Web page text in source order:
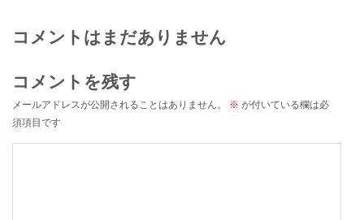
コメントはまだありません
コメントを残す
メールアドレスが公開されることはありません。 ※ が付いている欄は必
須項目です